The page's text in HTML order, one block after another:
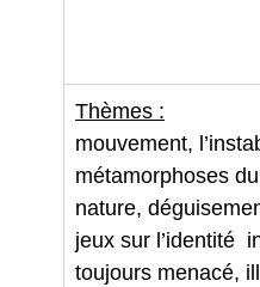
Thèmes :
mouvement,
métamorphoses
nature,
jeux sur l’identité
toujours menacé,